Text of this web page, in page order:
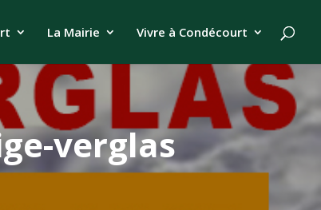
La Mairie Vivre à Condécourt
verglas